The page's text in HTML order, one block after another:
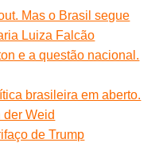
Mas o Brasil segue
Luiza Falcão
e a questão nacional.
brasileira em aberto.
der Weid
de Trump